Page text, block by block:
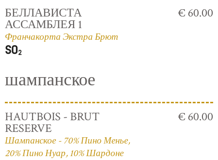
БЕЛЛАВИСТА
АССАМБЛЕЯ 1
Франчакорта Экстра Брют
€ 60.00
шампанское
HAUTBOIS - BRUT
RESERVE
Шампанское - 70% Пино Менье,
20% Пино Нуар, 10% Шардоне
€ 60.00